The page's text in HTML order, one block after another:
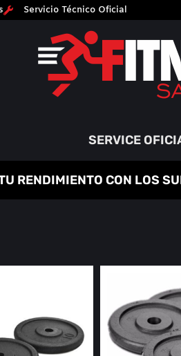
Servicio Técnico Oficial
SERVICE
RENDIMIENTO CON LOS